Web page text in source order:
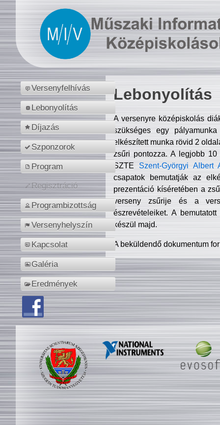
Versenyfelhívás
Lebonyolítás
Díjazás
Szponzorok
Program
Regisztráció
Programbizottság
Versenyhelyszín
Kapcsolat
Galéria
Eredmények
Lebonyolítás
A versenyre középiskolás
szükséges egy
elkészített munka rövid 2
zsűri pontozza. A legjobb
SZTE Szent-Györgyi Albert
csapatok bemutatják az
prezentáció kíséretében a
verseny zsűrije és a
észrevételeiket. A
készül majd.
A beküldendő dokumentum